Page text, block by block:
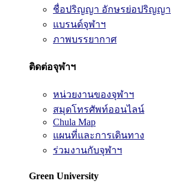
ชื่อปริญญา อักษรย่อปริญญา
แบรนด์จุฬาฯ
ภาพบรรยากาศ
ติดต่อจุฬาฯ
หน่วยงานของจุฬาฯ
สมุดโทรศัพท์ออนไลน์
Chula Map
แผนที่และการเดินทาง
ร่วมงานกับจุฬาฯ
Green University